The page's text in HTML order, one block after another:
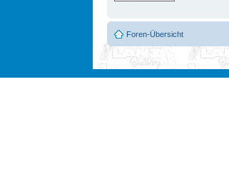
Foren-Übersicht